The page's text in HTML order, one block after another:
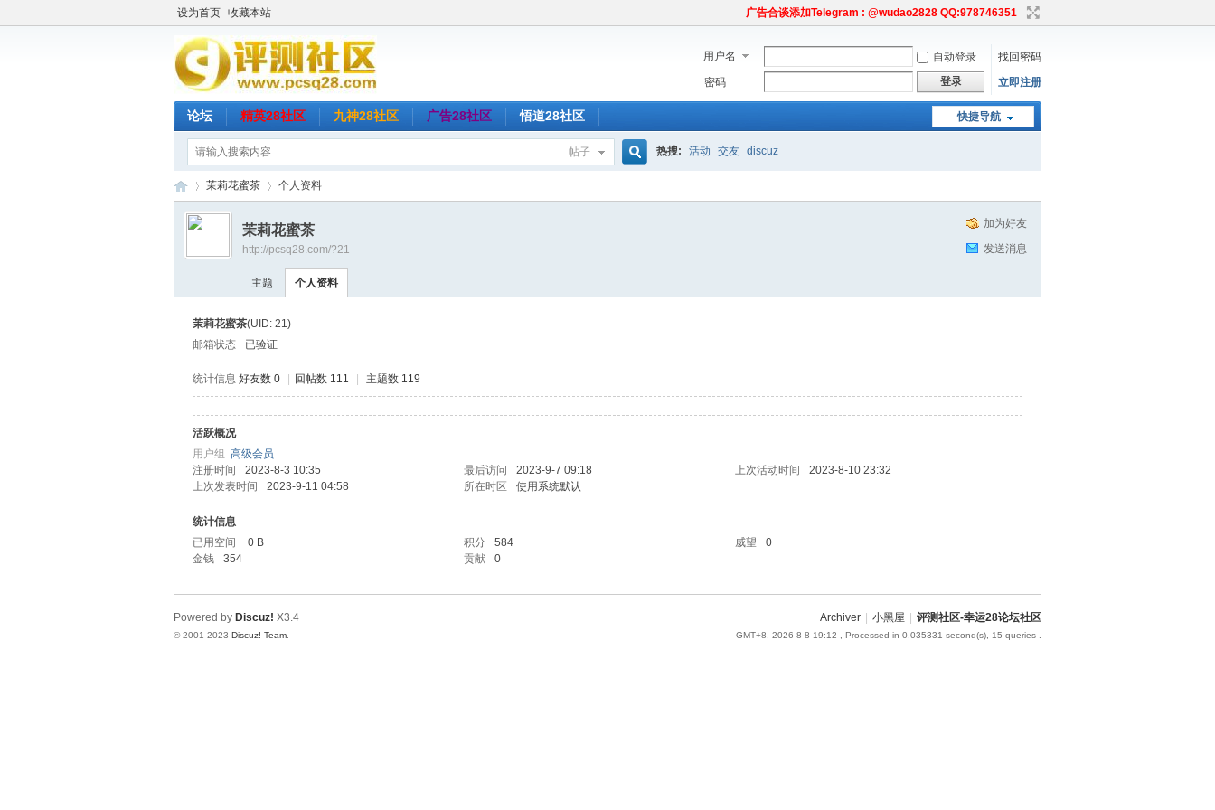
设为首页 收藏本站 广告合谈添加Telegram : @wudao2828 QQ:978746351
用户名 自动登录
找回密码
密码
登录 立即注册
快捷导航
论坛 精英28社区 九神28社区 广告28社区 悟道28社区
帖子 热搜: 活动 交友 discuz
社
›
茉莉花蜜茶 个人资料
加为好友
发送消息
茉莉花蜜茶
http://pcsq28.com/?21
主题 个人资料
茉莉花蜜茶(UID: 21)
邮箱状态
已验证
统计信息 好友数 0 回帖数 111 主题数 119
活跃概况
用户组 高级会员
注册时间
2023-8-3 10:35 最后访问 2023-9-7 09:18 上次活动时间
2023-8-10 23:32
上次发表时间
2023-9-11 04:58 所在时区 使用系统默认
统计信息
已用空间
0 B 积分 584 威望
0
金钱
354 贡献 0
Archiver 小黑屋 评测社区-幸运28论坛社区
GMT+8, 2026-8-8 19:12 , Processed in 0.035331 second(s), 15 queries .
Powered by Discuz! X3.4
© 2001-2023 Discuz! Team